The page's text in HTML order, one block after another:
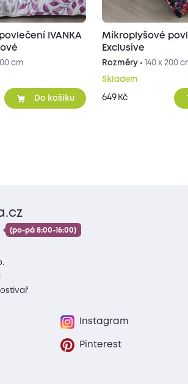
IVANKA
cm
Do košíku
Mikroplyšové
Exclusive
Rozměry • 140 x 200
Skladem
649 Kč
(po-pá 8:00-16:00)
Instagram
Pinterest